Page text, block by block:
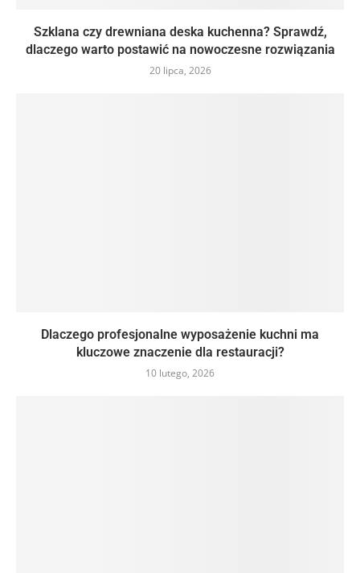
Szklana czy drewniana deska kuchenna? Sprawdź,
dlaczego warto postawić na nowoczesne rozwiązania
20 lipca, 2026
Dlaczego profesjonalne wyposażenie kuchni ma
kluczowe znaczenie dla restauracji?
10 lutego, 2026